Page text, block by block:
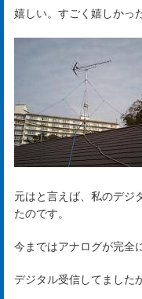
嬉しい。すごく嬉しかっ
元はと言えば、私のデジ
たのです。
今まではアナログが完全
デジタル受信してました